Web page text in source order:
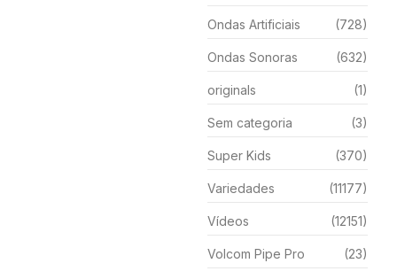
Ondas Artificiais (728)
Ondas Sonoras (632)
originals (1)
Sem categoria (3)
Super Kids (370)
Variedades (11177)
Vídeos (12151)
Volcom Pipe Pro (23)